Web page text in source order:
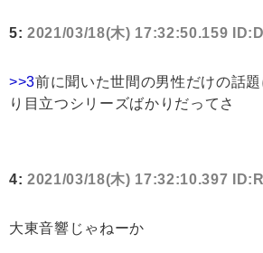
5: 2021/03/18(木) 17:32:50.159
>>3前に聞いた世間の男性だけの話
り目立つシリーズばかりだってさ
4: 2021/03/18(木) 17:32:10.397
大東音響じゃねーか